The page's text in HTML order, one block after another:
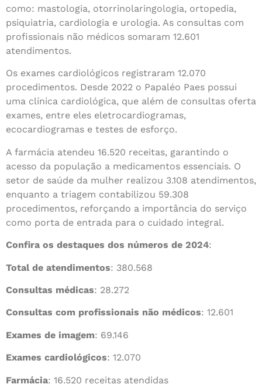
como: mastologia, otorrinolaringologia, ortopedia,
psiquiatria, cardiologia e urologia. As consultas com
profissionais não médicos somaram 12.601
atendimentos.
Os exames cardiológicos registraram 12.070
procedimentos. Desde 2022 o Papaléo Paes possui
uma clínica cardiológica, que além de consultas oferta
exames, entre eles eletrocardiogramas,
ecocardiogramas e testes de esforço.
A farmácia atendeu 16.520 receitas, garantindo o
acesso da população a medicamentos essenciais. O
setor de saúde da mulher realizou 3.108 atendimentos,
enquanto a triagem contabilizou 59.308
procedimentos, reforçando a importância do serviço
como porta de entrada para o cuidado integral.
Confira os destaques dos números de 2024:
Total de atendimentos: 380.568
Consultas médicas: 28.272
Consultas com profissionais não médicos: 12.601
Exames de imagem: 69.146
Exames cardiológicos: 12.070
Farmácia: 16.520 receitas atendidas